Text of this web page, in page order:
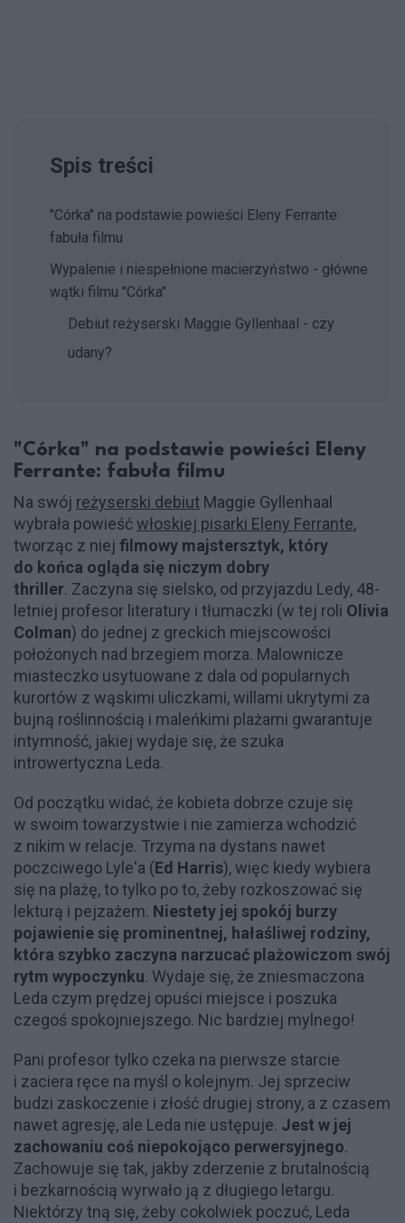
Spis treści
"Córka" na podstawie powieści Eleny Ferrante:
fabuła filmu
Wypalenie i niespełnione macierzyństwo - główne
wątki filmu "Córka"
Debiut reżyserski Maggie Gyllenhaal - czy
udany?
"Córka" na podstawie powieści Eleny
Ferrante: fabuła filmu
Na swój reżyserski debiut Maggie Gyllenhaal
wybrała powieśćwłoskiej pisarki Eleny Ferrante,
tworząc z niej filmowy majstersztyk, który
do końca ogląda się niczym dobry
thriller. Zaczyna się sielsko, od przyjazdu Ledy, 48-
letniej profesor literatury i tłumaczki (w tej roli Olivia
Colman) do jednej z greckich miejscowości
położonych nad brzegiem morza. Malownicze
miasteczko usytuowane z dala od popularnych
kurortów z wąskimi uliczkami, willami ukrytymi za
bujną roślinnością i maleńkimi plażami gwarantuje
intymność, jakiej wydaje się, że szuka
introwertyczna Leda.
Od początku widać, że kobieta dobrze czuje się
w swoim towarzystwie i nie zamierza wchodzić
z nikim w relacje. Trzyma na dystans nawet
poczciwego Lyle'a (Ed Harris), więc kiedy wybiera
się na plażę, to tylko po to, żeby rozkoszować się
lekturą i pejzażem. Niestety jej spokój burzy
pojawienie się prominentnej, hałaśliwej rodziny,
która szybko zaczyna narzucać plażowiczom swój
rytm wypoczynku. Wydaje się, że zniesmaczona
Leda czym prędzej opuści miejsce i poszuka
czegoś spokojniejszego. Nic bardziej mylnego!
Pani profesor tylko czeka na pierwsze starcie
i zaciera ręce na myśl o kolejnym. Jej sprzeciw
budzi zaskoczenie i złość drugiej strony, a z czasem
nawet agresję, ale Leda nie ustępuje. Jest w jej
zachowaniu coś niepokojąco perwersyjnego.
Zachowuje się tak, jakby zderzenie z brutalnością
i bezkarnością wyrwało ją z długiego letargu.
Niektórzy tną się, żeby cokolwiek poczuć, Leda